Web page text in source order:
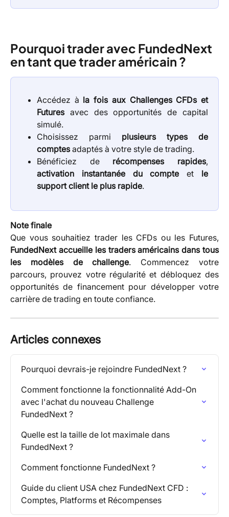
Pourquoi trader avec FundedNext
en tant que trader américain ?
Accédez à la fois aux Challenges CFDs et
Futuresavec des opportunités de capital
simulé.
Choisissez parmi plusieurs types de
comptesadaptés à votre style de trading.
Bénéficiez de récompenses rapides,
activation instantanée du compteet le
support client le plus rapide.
Note finale
Que vous souhaitiez trader les CFDs ou les Futures,
FundedNext accueille les traders américains dans tous
les modèles de challenge. Commencez votre
parcours, prouvez votre régularité et débloquez des
opportunités de financement pour développer votre
carrière de trading en toute confiance.
Articles connexes
Pourquoi devrais-je rejoindre FundedNext ?
Comment fonctionne la fonctionnalité Add-On
avec l'achat du nouveau Challenge
FundedNext ?
Quelle est la taille de lot maximale dans
FundedNext ?
Comment fonctionne FundedNext ?
Guide du client USA chez FundedNext CFD :
Comptes, Platforms et Récompenses